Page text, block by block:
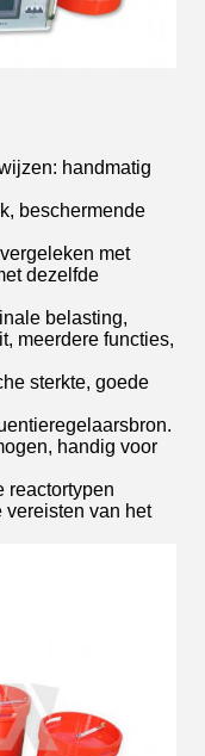
handmatig
beschermende
met
dezelfde
belasting,
meerdere functies,
sterkte, goede
handig voor
reactortypen
vereisten van het